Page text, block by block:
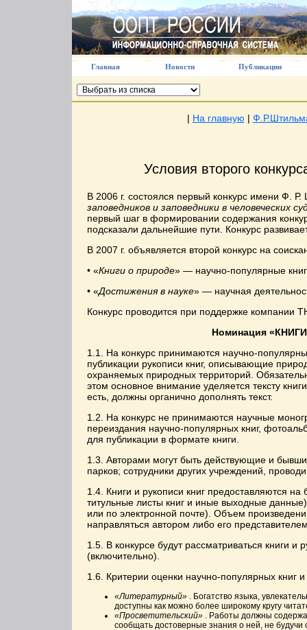
Главная Новости Публикации
| На главную |
Условия второго
В 2006 г. состоялся первый конкурс имени Ф.
заповедников и заповедники в человеческих
первый шаг в формировании содержания
подсказали дальнейшие пути. Конкурс
В 2007 г. объявляется второй конкурс на
• «Книги о природе» — научно-популярные
• «Достижения в науке» — научная
Конкурс проводится при поддержке компании
Номинация
1.1. На конкурс принимаются научно-
публикации рукописи книг, описывающие
охраняемых природных территорий.
этом основное внимание уделяется тексту
есть, должны органично дополнять текст.
1.2. На конкурс не принимаются научные
переиздания научно-популярных книг,
для публикации в формате книги.
1.3. Авторами могут быть действующие и
парков; сотрудники других учреждений,
1.4. Книги и рукописи книг предоставляются
титульные листы книг и иные выходные
или по электронной почте). Объем
направляться автором либо его
1.5. В конкурсе будут рассматриваться книги
(включительно).
1.6. Критерии оценки научно-популярных книг
«Литературный» . Богатство языка,
доступны как можно более широкому кругу
«Просветительский» . Работы должны
сообщать достоверные знания о ней, не будучи